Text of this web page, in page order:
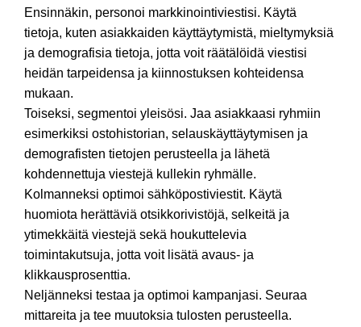
Ensinnäkin, personoi markkinointiviestisi. Käytä
tietoja, kuten asiakkaiden käyttäytymistä, mieltymyksiä
ja demografisia tietoja, jotta voit räätälöidä viestisi
heidän tarpeidensa ja kiinnostuksen kohteidensa
mukaan.
Toiseksi, segmentoi yleisösi. Jaa asiakkaasi ryhmiin
esimerkiksi ostohistorian, selauskäyttäytymisen ja
demografisten tietojen perusteella ja lähetä
kohdennettuja viestejä kullekin ryhmälle.
Kolmanneksi optimoi sähköpostiviestit. Käytä
huomiota herättäviä otsikkorivistöjä, selkeitä ja
ytimekkäitä viestejä sekä houkuttelevia
toimintakutsuja, jotta voit lisätä avaus- ja
klikkausprosenttia.
Neljänneksi testaa ja optimoi kampanjasi. Seuraa
mittareita ja tee muutoksia tulosten perusteella.